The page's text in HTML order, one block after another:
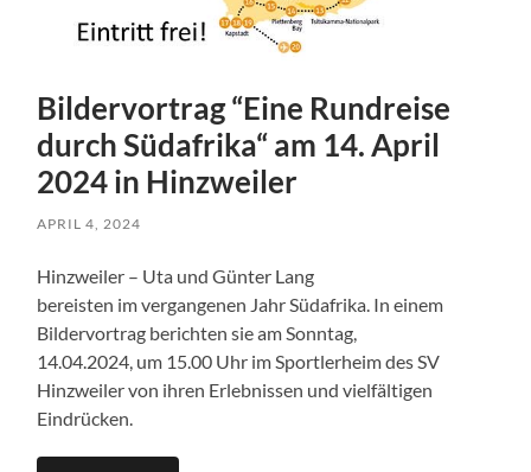
Bildervortrag “Eine Rundreise
durch Südafrika“ am 14. April
2024 in Hinzweiler
APRIL 4, 2024
Hinzweiler – Uta und Günter Lang
bereisten im vergangenen Jahr Südafrika. In einem
Bildervortrag berichten sie am Sonntag,
14.04.2024, um 15.00 Uhr im Sportlerheim des SV
Hinzweiler von ihren Erlebnissen und vielfältigen
Eindrücken.